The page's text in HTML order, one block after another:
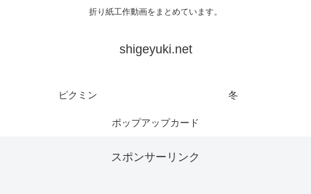
折り紙工作動画をまとめています。
shigeyuki.net
ピクミン 冬
ポップアップカード
スポンサーリンク